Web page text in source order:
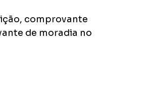
comprovante
de moradia no